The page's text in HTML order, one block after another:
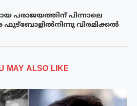
പരാജയത്തിന് പിന്നാലെ
ഫുട്ബോളിൽനിന്നു വിരമിക്കൽ
MAY ALSO LIKE